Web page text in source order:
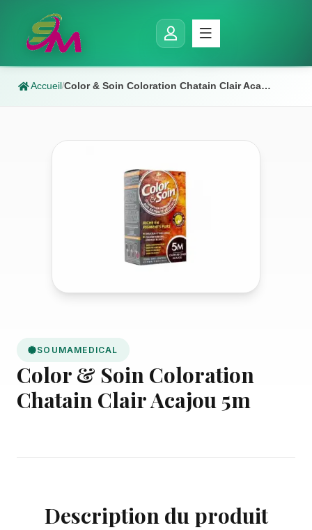
Accueil/ Color & Soin Coloration Chatain Clair Acajou 5m
SOUMAMEDICAL
Color & Soin Coloration
Chatain Clair Acajou 5m
Description du produit